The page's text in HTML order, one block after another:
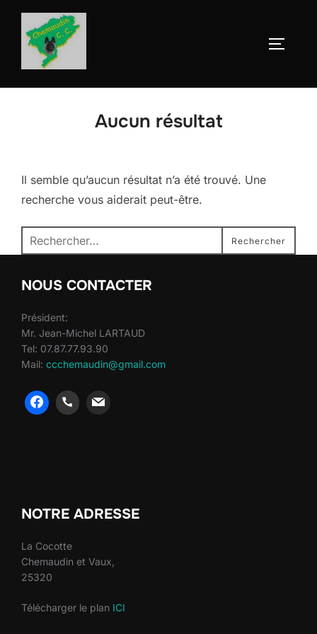
Aller
contenu
Aucun résultat
Il semble qu’aucun résultat n’a été trouvé. Une
recherche vous aiderait peut-être.
Recherche
pour :
Rechercher
NOUS CONTACTER
Président:
Mr. Jean-Michel LARTAUD
Tel: 07.87.77.93.90
Mail: ccchemaudin@gmail.com
NOTRE ADRESSE
La Cocotte
Chemaudin et Vaux,
25320
Télécharger le plan ICI